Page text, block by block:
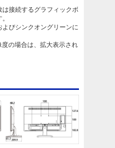
接続するグラフィックボ
びシンクオングリーンに
の場合は、拡大表示され